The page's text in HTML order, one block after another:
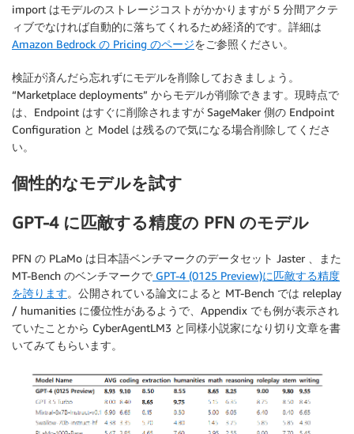
import はモデルのストレージコストがかかりますが 5 分間アクテ
ィブでなければ自動的に落ちてくれるため経済的です。詳細は
Amazon Bedrock の Pricing のページをご参照ください。
検証が済んだら忘れずにモデルを削除しておきましょう。
“Marketplace deployments” からモデルが削除できます。現時点で
は、Endpoint はすぐに削除されますが SageMaker 側の Endpoint
Configuration と Model は残るので気になる場合削除してくださ
い。
個性的なモデルを試す
GPT-4 に匹敵する精度の PFN のモデル
PFN の PLaMo は日本語ベンチマークのデータセット Jaster 、また
MT-Bench のベンチマークで GPT-4 (0125 Preview)に匹敵する精度
を誇ります。公開されている論文によると MT-Bench では releplay
/ humanities に優位性があるようで、Appendix でも例が表示され
ていたことから CyberAgentLM3 と同様小説家になり切り文章を書
いてみてもらいます。